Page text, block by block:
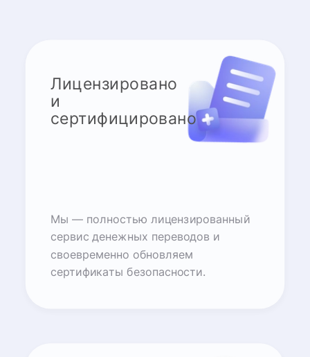
Лицензировано
и
сертифицировано
Мы — полностью лицензированный
сервис денежных переводов и
своевременно обновляем
сертификаты безопасности.